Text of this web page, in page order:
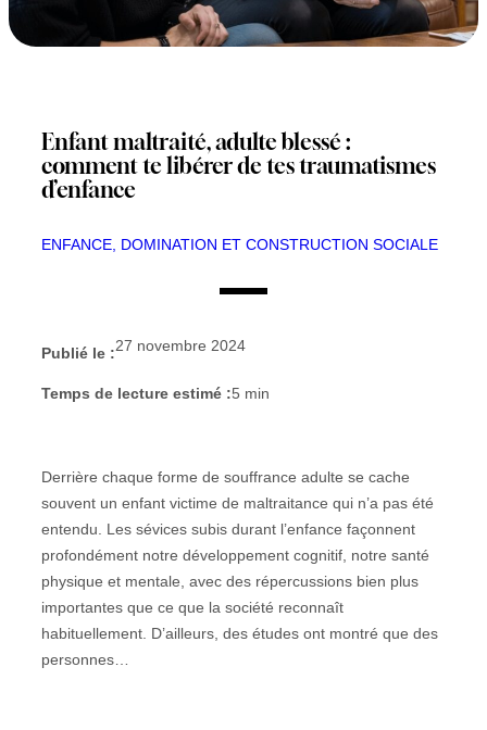
Enfant maltraité, adulte blessé :
comment te libérer de tes traumatismes
d’enfance
ENFANCE, DOMINATION ET CONSTRUCTION SOCIALE
Publié le :27 novembre 2024
Temps de lecture estimé :5 min
Derrière chaque forme de souffrance adulte se cache
souvent un enfant victime de maltraitance qui n’a pas été
entendu. Les sévices subis durant l’enfance façonnent
profondément notre développement cognitif, notre santé
physique et mentale, avec des répercussions bien plus
importantes que ce que la société reconnaît
habituellement. D’ailleurs, des études ont montré que des
personnes…